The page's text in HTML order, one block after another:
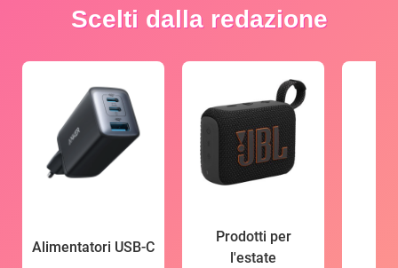
Scelti dalla redazione
Alimentatori USB-C
Prodotti per
l'estate